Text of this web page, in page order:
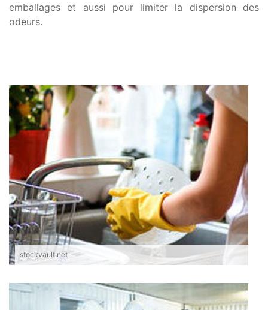
emballages et aussi pour limiter la dispersion des
odeurs.
stockvault.net